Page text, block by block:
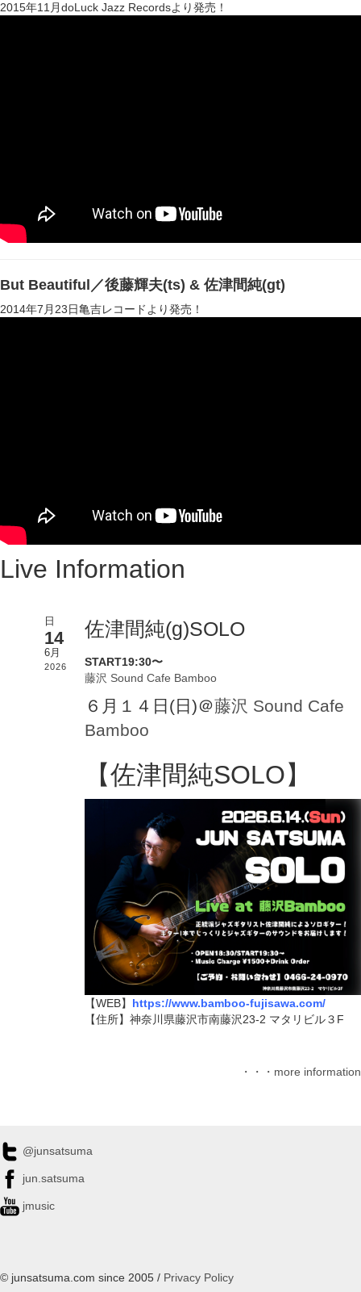
2015年11月doLuck Jazz Recordsより発売！
But Beautiful／後藤輝夫(ts) & 佐津間純(gt)
2014年7月23日亀吉レコードより発売！
Live Information
日
14
6月
2026
佐津間純(g)SOLO
START19:30〜
藤沢 Sound Cafe Bamboo
６月１４日(日)＠藤沢 Sound Cafe
Bamboo
【佐津間純SOLO】
【WEB】 https://www.bamboo-fujisawa.com/
【住所】​神奈川県藤沢市南藤沢23-2 マタリビル３F
・・・more information
@junsatsuma
jun.satsuma
jmusic
© junsatsuma.com since 2005 / Privacy Policy